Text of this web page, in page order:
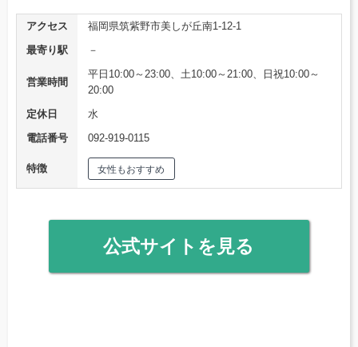
アクセス
福岡県筑紫野市美しが丘南1-12-1
最寄り駅
－
営業時間
平日10:00～23:00、土10:00～21:00、日祝10:00～
20:00
定休日
水
電話番号
092-919-0115
特徴 女性もおすすめ
公式サイトを見る